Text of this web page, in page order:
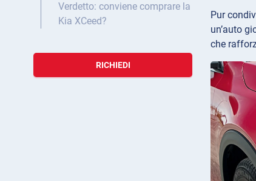
Verdetto: conviene comprare la
Kia XCeed?
RICHIEDI
Pur
un’auto
che